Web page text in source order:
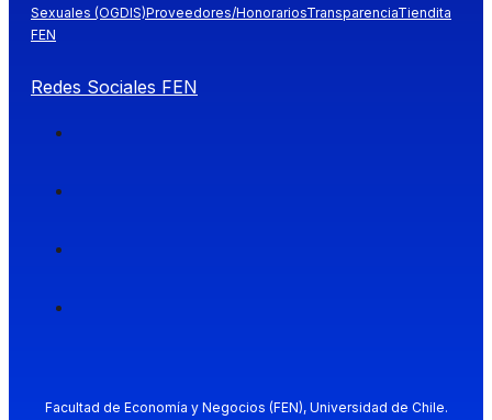
Sexuales (OGDIS)Proveedores/HonorariosTransparenciaTiendita
FEN
Redes Sociales FEN
Facultad de Economía y Negocios (FEN), Universidad de Chile.